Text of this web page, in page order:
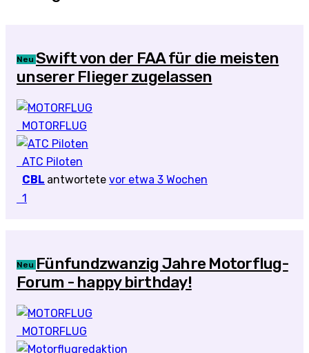
Neu Swift von der FAA für die meisten
unserer Flieger zugelassen
MOTORFLUG
ATC Piloten
CBL antwortete vor etwa 3 Wochen
1
Neu Fünfundzwanzig Jahre Motorflug-
Forum - happy birthday!
MOTORFLUG